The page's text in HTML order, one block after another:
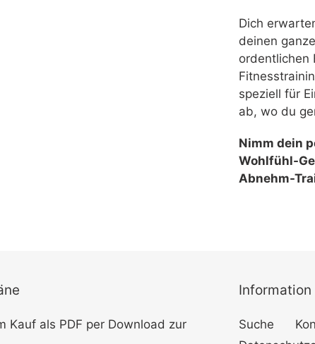
Dich
deinen
ordentlichen
speziell für
ab, wo du
Nimm dein
Wohlfühl-
Abnehm-
Kauf als PDF per Download zur
Information
Suche